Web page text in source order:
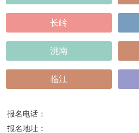
长岭
洮南
临江
报名电话：
报名地址：